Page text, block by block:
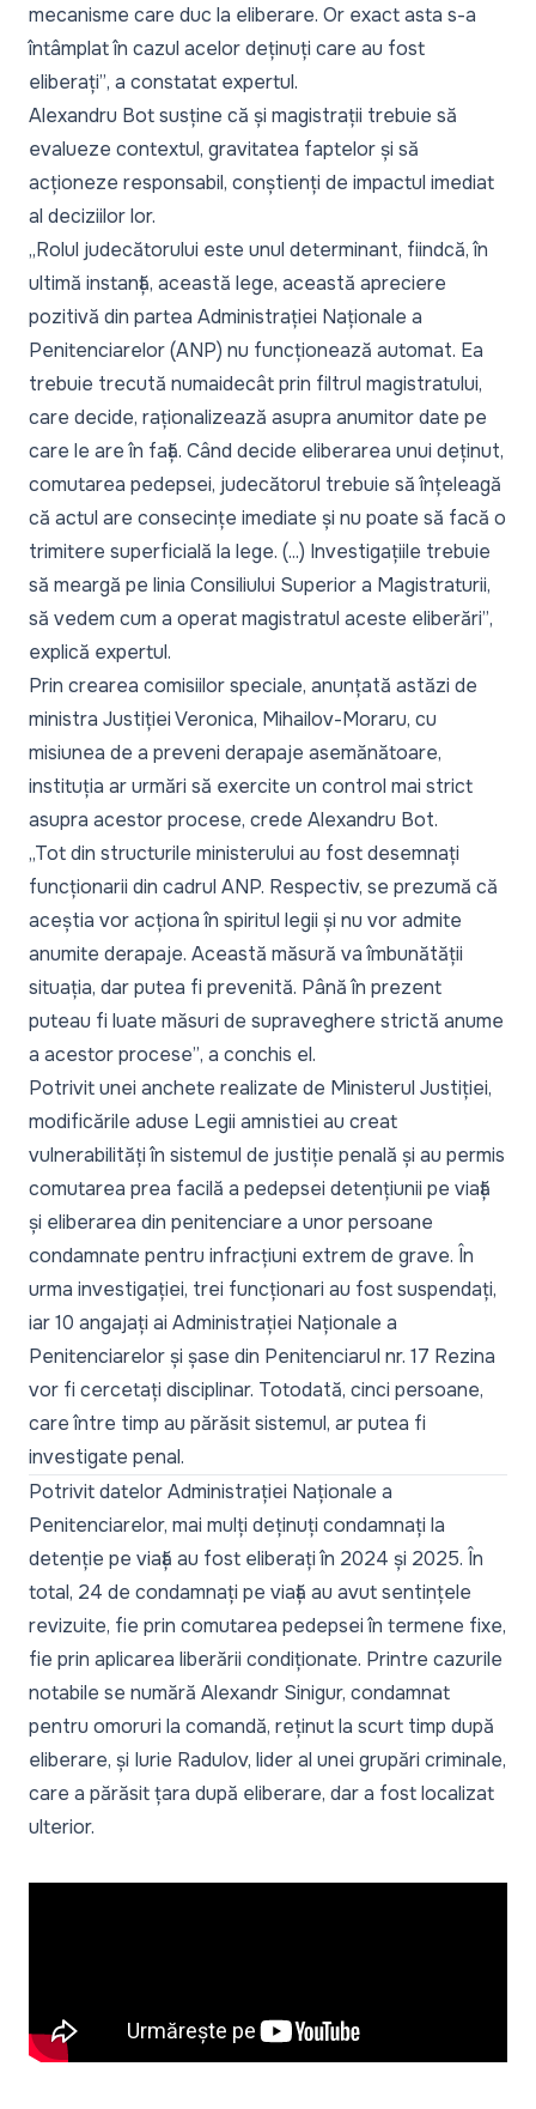
mecanisme care duc la eliberare. Or exact asta s-a
întâmplat în cazul acelor deținuți care au fost
eliberați”, a constatat expertul.
Alexandru Bot susține că și magistrații trebuie să
evalueze contextul, gravitatea faptelor și să
acționeze responsabil, conștienți de impactul imediat
al deciziilor lor.
„Rolul judecătorului este unul determinant, fiindcă, în
ultimă instanță, această lege, această apreciere
pozitivă din partea Administrației Naționale a
Penitenciarelor (ANP) nu funcționează automat. Ea
trebuie trecută numaidecât prin filtrul magistratului,
care decide, raționalizează asupra anumitor date pe
care le are în față. Când decide eliberarea unui deținut,
comutarea pedepsei, judecătorul trebuie să înțeleagă
că actul are consecințe imediate și nu poate să facă o
trimitere superficială la lege. (...) Investigațiile trebuie
să meargă pe linia Consiliului Superior a Magistraturii,
să vedem cum a operat magistratul aceste eliberări”,
explică expertul.
Prin crearea comisiilor speciale, anunțată astăzi de
ministra Justiției Veronica, Mihailov-Moraru, cu
misiunea de a preveni derapaje asemănătoare,
instituția ar urmări să exercite un control mai strict
asupra acestor procese, crede Alexandru Bot.
„Tot din structurile ministerului au fost desemnați
funcționarii din cadrul ANP. Respectiv, se prezumă că
aceștia vor acționa în spiritul legii și nu vor admite
anumite derapaje. Această măsură va îmbunătății
situația, dar putea fi prevenită. Până în prezent
puteau fi luate măsuri de supraveghere strictă anume
a acestor procese”, a conchis el.
Potrivitunei anchete realizate de Ministerul Justiției,
modificările aduse Legii amnistiei au creat
vulnerabilități în sistemul de justiție penală și au permis
comutarea prea facilă a pedepsei detențiunii pe viață
și eliberarea din penitenciare a unor persoane
condamnate pentru infracțiuni extrem de grave. În
urma investigației, trei funcționari au fost suspendați,
iar 10 angajați ai Administrației Naționale a
Penitenciarelor și șase din Penitenciarul nr. 17 Rezina
vor fi cercetați disciplinar. Totodată, cinci persoane,
care între timp au părăsit sistemul, ar putea fi
investigate penal.
Potrivit datelor Administrației Naționale a
Penitenciarelor, mai mulți deținuți condamnați la
detenție pe viață au fost eliberați în 2024 și 2025. În
total, 24 de condamnați pe viață au avut sentințele
revizuite, fie prin comutarea pedepsei în termene fixe,
fie prin aplicarea liberării condiționate. Printre cazurile
notabile se numără Alexandr Sinigur, condamnat
pentru omoruri la comandă, reținut la scurt timp după
eliberare, și Iurie Radulov, lider al unei grupări criminale,
care a părăsit țara după eliberare, dar a fost localizat
ulterior.